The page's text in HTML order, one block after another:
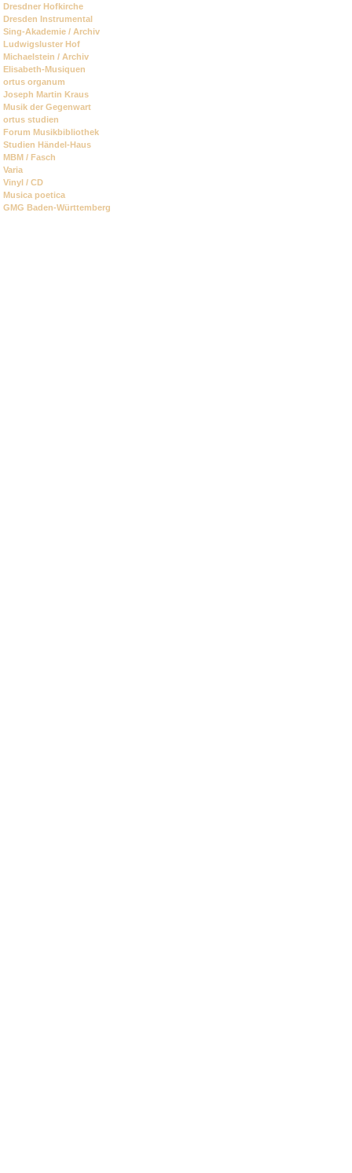
Dresdner Hofkirche
Dresden Instrumental
Sing-Akademie / Archiv
Ludwigsluster Hof
Michaelstein / Archiv
Elisabeth-Musiquen
ortus organum
Joseph Martin Kraus
Musik der Gegenwart
ortus studien
Forum Musikbibliothek
Studien Händel-Haus
MBM / Fasch
Varia
Vinyl / CD
Musica poetica
GMG Baden-Württemberg